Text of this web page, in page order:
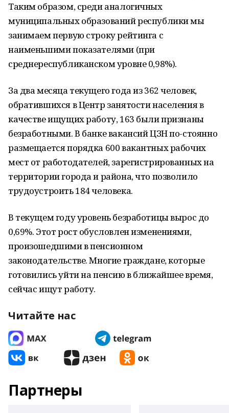
Таким образом, среди аналогичных
муниципальных образований республики мы
занимаем первую строку рейтинга с
наименьшими показателями (при
среднереспубликанском уровне 0,98%).
За два месяца текущего года из 362 человек,
обратившихся в Центр занятости населения в
качестве ищущих работу, 163 были признаны
безработными. В банке вакансий ЦЗН по-стоянно
размещается порядка 600 вакантных рабочих
мест от работодателей, зарегистрированных на
территории города и района, что позволило
трудоустроить 184 человека.
В текущем году уровень безработицы вырос до
0,69%. Этот рост обусловлен изменениями,
произошедшими в пенсионном
законодательстве. Многие граждане, которые
готовились уйти на пенсию в ближайшее время,
сейчас ищут работу.
Читайте нас
Партнеры